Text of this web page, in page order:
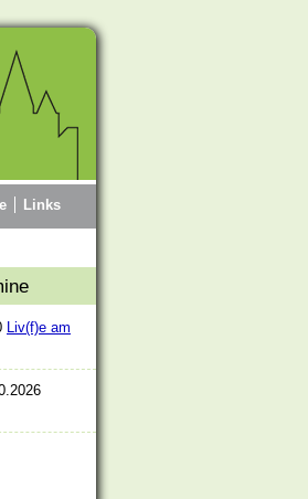
Links
Liv(f)e am